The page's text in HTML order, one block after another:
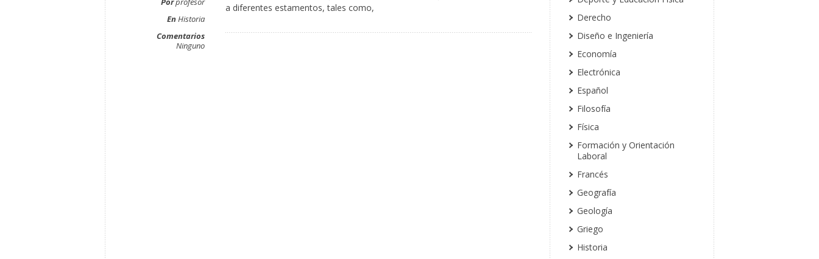
EnHistoria
Comentarios
Ninguno
a diferentes estamentos, tales como,
Derecho
Diseño e Ingeniería
Economía
Electrónica
Español
Filosofía
Física
Formación y Orientación
Laboral
Francés
Geografía
Geología
Griego
Historia